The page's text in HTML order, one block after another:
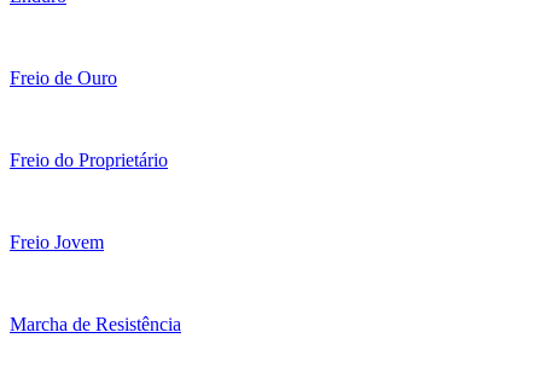
Freio de Ouro
Freio do Proprietário
Freio Jovem
Marcha de Resistência